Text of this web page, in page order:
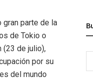
gran parte de la
de Tokio o
(23 de julio),
por su
del mundo